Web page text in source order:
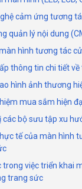
cảm ứng tương
quản lý nội dung
hình tương tác
thông tin chi tiết
hình ảnh thương
mua sắm hiện
các bộ sưu tập xu
tế của màn hình
trong việc triển khai
trang sức